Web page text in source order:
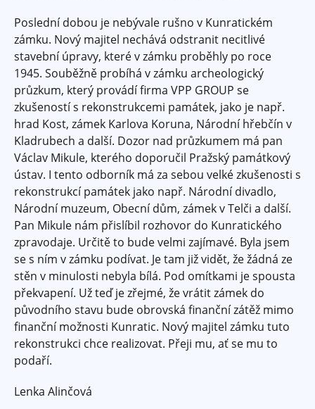
Poslední dobou je nebývale rušno v Kunratickém
zámku. Nový majitel nechává odstranit necitlivé
stavební úpravy, které v zámku proběhly po roce
1945. Souběžně probíhá v zámku archeologický
průzkum, který provádí firma VPP GROUP se
zkušeností s rekonstrukcemi památek, jako je např.
hrad Kost, zámek Karlova Koruna, Národní hřebčín v
Kladrubech a další. Dozor nad průzkumem má pan
Václav Mikule, kterého doporučil Pražský památkový
ústav. I tento odborník má za sebou velké zkušenosti s
rekonstrukcí památek jako např. Národní divadlo,
Národní muzeum, Obecní dům, zámek v Telči a další.
Pan Mikule nám přislíbil rozhovor do Kunratického
zpravodaje. Určitě to bude velmi zajímavé. Byla jsem
se s ním v zámku podívat. Je tam již vidět, že žádná ze
stěn v minulosti nebyla bílá. Pod omítkami je spousta
překvapení. Už teď je zřejmé, že vrátit zámek do
původního stavu bude obrovská finanční zátěž mimo
finanční možnosti Kunratic. Nový majitel zámku tuto
rekonstrukci chce realizovat. Přeji mu, ať se mu to
podaří.
Lenka Alinčová